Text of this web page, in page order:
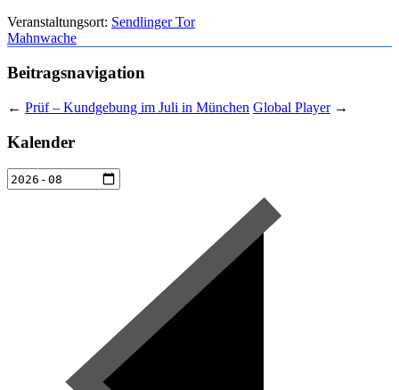
Veranstaltungsort: Sendlinger Tor
Mahnwache
Beitragsnavigation
← Prüf – Kundgebung im Juli in München Global Player→
Kalender